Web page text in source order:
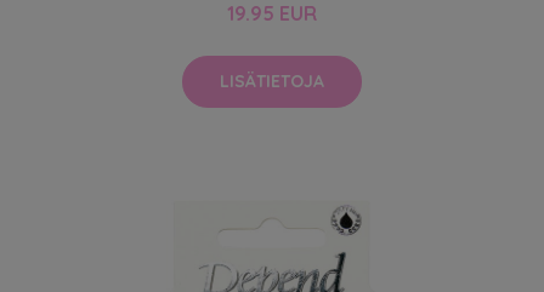
19.95 EUR
LISÄTIETOJA